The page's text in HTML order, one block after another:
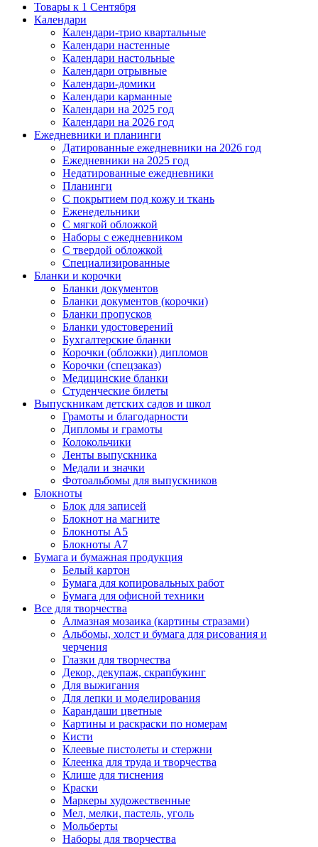
Товары к 1 Сентября
Календари
Календари-трио квартальные
Календари настенные
Календари настольные
Календари отрывные
Календари-домики
Календари карманные
Календари на 2025 год
Календари на 2026 год
Ежедневники и планинги
Датированные ежедневники на 2026 год
Ежедневники на 2025 год
Недатированные ежедневники
Планинги
С покрытием под кожу и ткань
Еженедельники
С мягкой обложкой
Наборы с ежедневником
С твердой обложкой
Специализированные
Бланки и корочки
Бланки документов
Бланки документов (корочки)
Бланки пропусков
Бланки удостоверений
Бухгалтерские бланки
Корочки (обложки) дипломов
Корочки (спецзаказ)
Медицинские бланки
Студенческие билеты
Выпускникам детских садов и школ
Грамоты и благодарности
Дипломы и грамоты
Колокольчики
Ленты выпускника
Медали и значки
Фотоальбомы для выпускников
Блокноты
Блок для записей
Блокнот на магните
Блокноты А5
Блокноты А7
Бумага и бумажная продукция
Белый картон
Бумага для копировальных работ
Бумага для офисной техники
Все для творчества
Алмазная мозаика (картины стразами)
Альбомы, холст и бумага для рисования и
черчения
Глазки для творчества
Декор, декупаж, скрапбукинг
Для выжигания
Для лепки и моделирования
Карандаши цветные
Картины и раскраски по номерам
Кисти
Клеевые пистолеты и стержни
Клеенка для труда и творчества
Клише для тиснения
Краски
Маркеры художественные
Мел, мелки, пастель, уголь
Мольберты
Наборы для творчества